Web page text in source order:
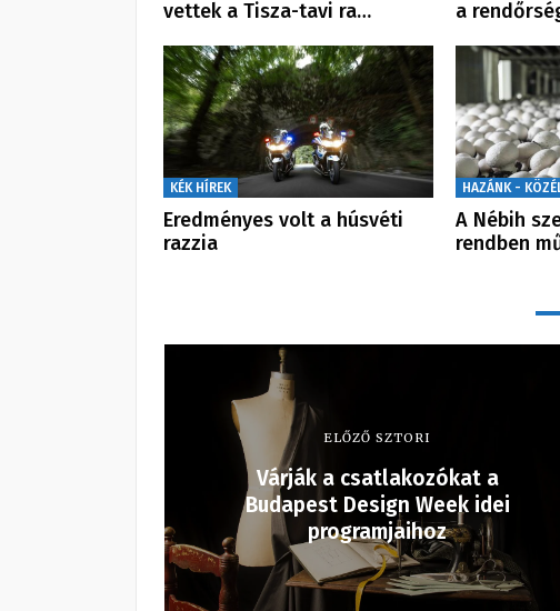
vettek a Tisza-tavi ra…
a
KÉK HÍREK
Eredményes volt a húsvéti
razzia
HAZÁNK -
A Nébih
rendben
ELŐZŐ SZTORI
Várják a csatlakozókat a
Budapest Design Week idei
programjaihoz